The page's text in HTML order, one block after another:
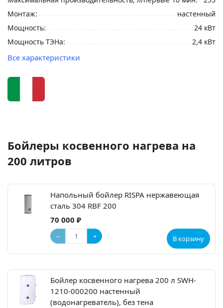
Монтаж:
настенный
Мощность:
24 кВт
Мощность ТЭНа:
2,4 кВт
Все характеристики
Бойлеры косвенного нагрева на
200 литров
Напольный бойлер RISPA нержавеющая
сталь 304 RBF 200
70 000 ₽
− + В корзину
Бойлер косвенного нагрева 200 л SWH-
1210-000200 настенный
(водонагреватель), без тена